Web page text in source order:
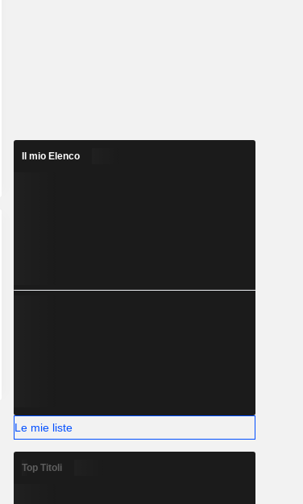
Il mio Elenco
Le mie liste
Top Titoli